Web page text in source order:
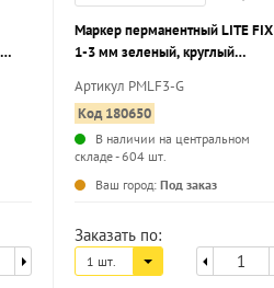
Маркер перманентный LITE FIX
1-3 мм зеленый, круглый
Артикул PMLF3-G
Код 180650
В наличии на центральном
складе - 604 шт.
Ваш город: Под заказ
Заказать по:
1 шт.